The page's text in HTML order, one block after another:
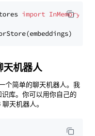
import
天机器人
个简单的聊天机器人。我
库。你可以用你自己的
天机器人。